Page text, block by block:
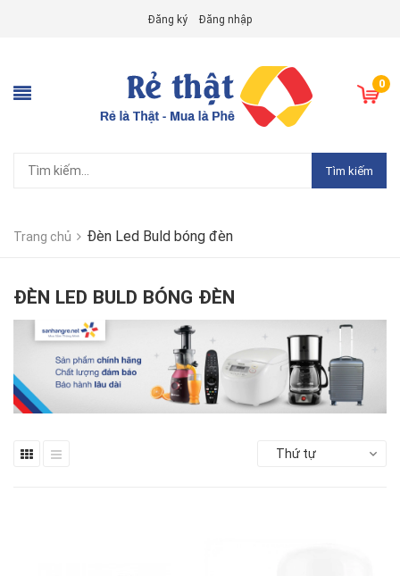
Đăng ký Đăng nhập
0
Tìm kiếm
Trang chủ Đèn Led Buld bóng đèn
ĐÈN LED BULD BÓNG ĐÈN
Thứ tự